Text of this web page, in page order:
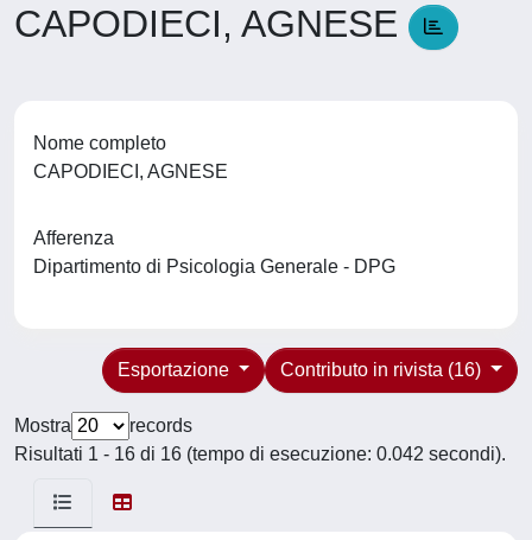
CAPODIECI, AGNESE
Nome completo
CAPODIECI, AGNESE
Afferenza
Dipartimento di Psicologia Generale - DPG
Contributo in rivista (16)
Esportazione
Mostra
records
Risultati 1 - 16 di 16 (tempo di esecuzione: 0.042 secondi).